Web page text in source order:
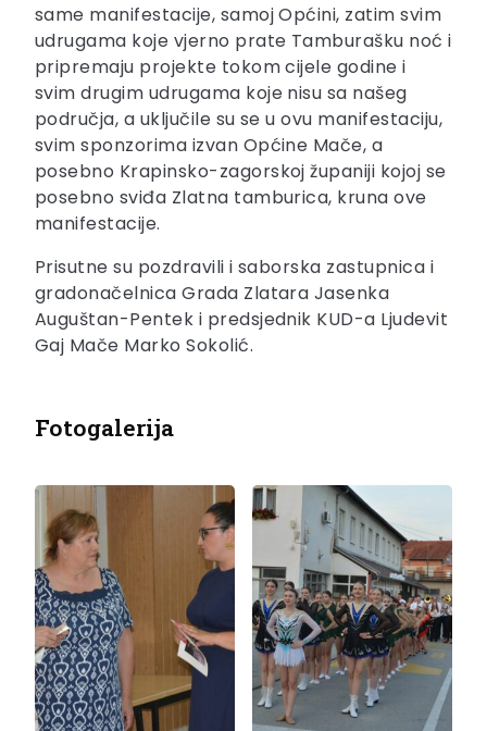
same manifestacije, samoj Općini, zatim svim
udrugama koje vjerno prate Tamburašku noć i
pripremaju projekte tokom cijele godine i
svim drugim udrugama koje nisu sa našeg
područja, a uključile su se u ovu manifestaciju,
svim sponzorima izvan Općine Mače, a
posebno Krapinsko-zagorskoj županiji kojoj se
posebno sviđa Zlatna tamburica, kruna ove
manifestacije.
Prisutne su pozdravili i saborska zastupnica i
gradonačelnica Grada Zlatara Jasenka
Auguštan-Pentek i predsjednik KUD-a Ljudevit
Gaj Mače Marko Sokolić.
Fotogalerija